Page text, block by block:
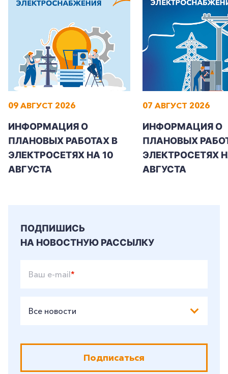
Заказать обратный звонок
Корпоративным клиентам
09 АВГУСТ 2026
ИНФОРМАЦИЯ О
ПЛАНОВЫХ РАБОТАХ В
ЭЛЕКТРОСЕТЯХ НА 10
АВГУСТА
07 АВГУСТ 2026
ИНФОРМАЦИЯ О
ПЛАНОВЫХ
ЭЛЕКТРОСЕТЯХ
АВГУСТА
ПОДПИШИСЬ
НА НОВОСТНУЮ РАССЫЛКУ
Ваш e-mail*
Все новости
Подписаться